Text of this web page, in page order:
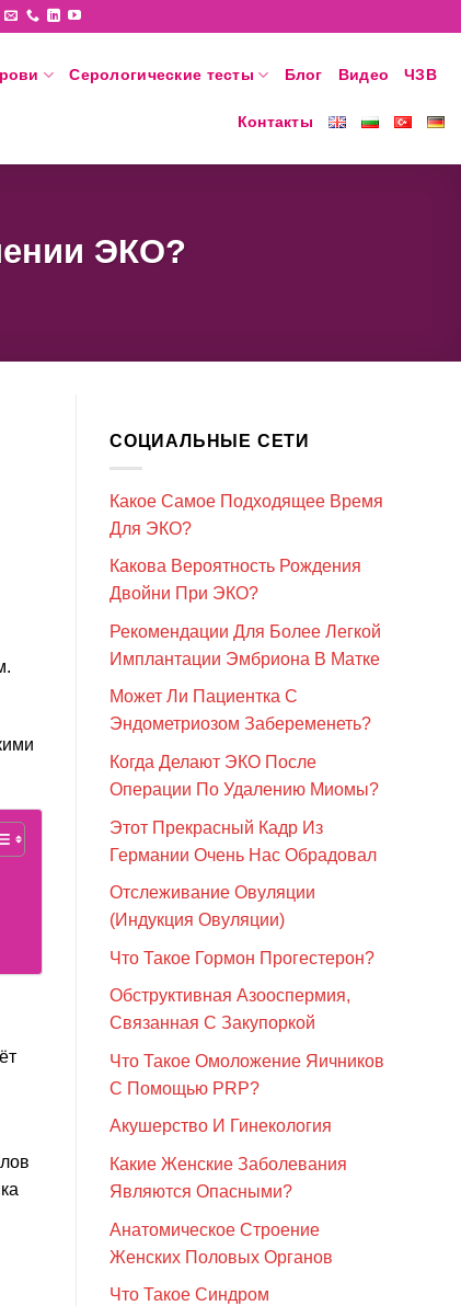
Серологические тесты Блог Видео ЧЗВ
Контакты
ЭКО?
СОЦИАЛЬНЫЕ СЕТИ
Какое Самое Подходящее Время
Для ЭКО?
Какова Вероятность Рождения
Двойни При ЭКО?
Рекомендации Для Более Легкой
Имплантации Эмбриона В Матке
Может Ли Пациентка С
Эндометриозом Забеременеть?
Когда Делают ЭКО После
Операции По Удалению Миомы?
Этот Прекрасный Кадр Из
Германии Очень Нас Обрадовал
Отслеживание Овуляции
(Индукция Овуляции)
Что Такое Гормон Прогестерон?
Обструктивная Азооспермия,
Связанная С Закупоркой
Что Такое Омоложение Яичников
С Помощью PRP?
Акушерство И Гинекология
Какие Женские Заболевания
Являются Опасными?
Анатомическое Строение
Женских Половых Органов
Что Такое Синдром